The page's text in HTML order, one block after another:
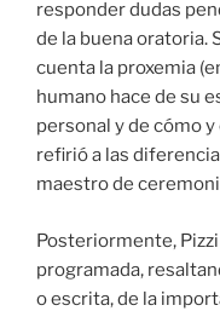
responder dudas
de la buena oratoria.
cuenta la proxemia
humano hace de su
personal y de cómo
refirió a las
maestro de
Posteriormente,
programada,
o escrita, de la